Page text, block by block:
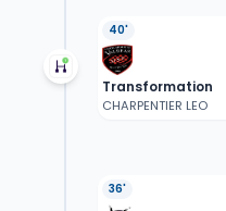
40'
Transformation
CHARPENTIER LEO
36'